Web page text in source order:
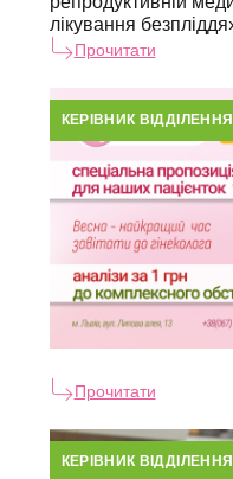
лікування
Прочитати
КЕРІВНИК
Прочитати
КЕРІВНИК